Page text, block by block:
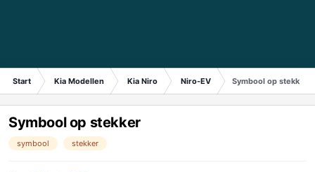
Start Kia Modellen Kia Niro Niro-EV Symbool op stekker
Symbool op stekker
symbool stekker